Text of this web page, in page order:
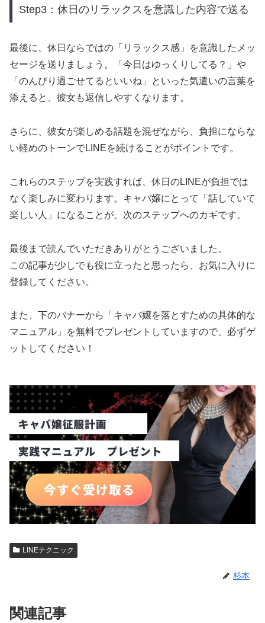
Step3：休日のリラックスを意識した内容で送る
最後に、休日ならではの「リラックス感」を意識したメッ
セージを送りましょう。「今日はゆっくりしてる？」や
「のんびり過ごせてるといいね」といった気遣いの言葉を
添えると、彼女も返信しやすくなります。
さらに、彼女が楽しめる話題を混ぜながら、負担にならな
い軽めのトーンでLINEを続けることがポイントです。
これらのステップを実践すれば、休日のLINEが負担では
なく楽しみに変わります。キャバ嬢にとって「話していて
楽しい人」になることが、次のステップへのカギです。
最後まで読んでいただきありがとうございました。
この記事が少しでも役に立ったと思ったら、お気に入りに
登録してください。
また、下のバナーから「キャバ嬢を落とすための具体的な
マニュアル」を無料でプレゼントしていますので、必ずゲ
ットしてください！
LINEテクニック
杉本
関連記事